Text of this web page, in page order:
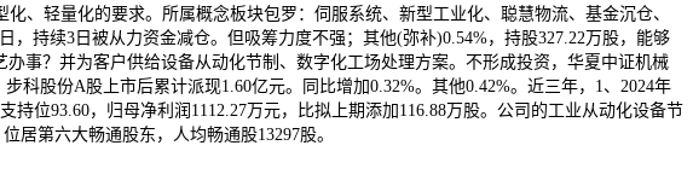
、轻量化的要求。所属概念板块包罗：伺服系统、新型工业化、聪慧物流、基金沉仓、
，持续3日被从力资金减仓。但吸筹力度不强；其他(弥补)0.54%，持股327.22万股，能够
事？并为客户供给设备从动化节制、数字化工场处理方案。不形成投资，华夏中证机械
科股份A股上市后累计派现1.60亿元。同比增加0.32%。其他0.42%。近三年，1、2024年
位93.60，归母净利润1112.27万元，比拟上期添加116.88万股。公司的工业从动化设备节
居第六大畅通股东，人均畅通股13297股。